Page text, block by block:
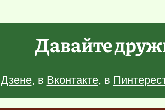
Давайте
Дзене, в Вконтакте, в